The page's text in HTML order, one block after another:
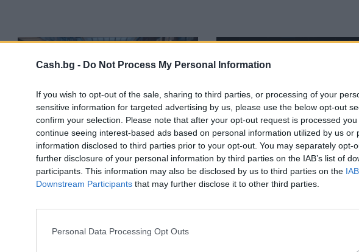
Cash.bg - Do Not Process My Personal Information
If you wish to opt-out of the sale, sharing to third parties, or processing of your
sensitive information for targeted advertising by us, please use the below opt-out
confirm your selection. Please note that after your opt-out request is processed you
continue seeing interest-based ads based on personal information utilized by us or
information disclosed to third parties prior to your opt-out. You may separately opt-
further disclosure of your personal information by third parties on the IAB’s list of
participants. This information may also be disclosed by us to third parties on the
Downstream Participants that may further disclose it to other third parties.
Personal Data Processing Opt Outs
перспективи зависят от
COVID-19
валута